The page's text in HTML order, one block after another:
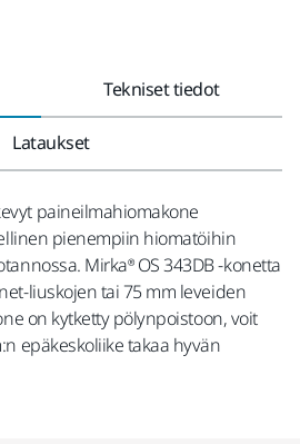
Tekniset tiedot
Lataukset
paineilmahiomakone
pienempiin hiomatöihin
Mirka® OS 343DB -konetta
liuskojen tai 75 mm leveiden
on kytketty pölynpoistoon, voit
epäkeskoliike takaa hyvän